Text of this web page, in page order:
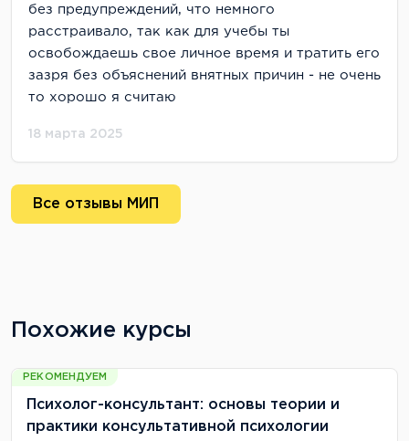
без предупреждений, что немного
расстраивало, так как для учебы ты
освобождаешь свое личное время и тратить его
зазря без объяснений внятных причин - не очень
то хорошо я считаю
18 марта 2025
Все отзывы МИП
Похожие курсы
РЕКОМЕНДУЕМ
Психолог-консультант: основы теории и
практики консультативной психологии